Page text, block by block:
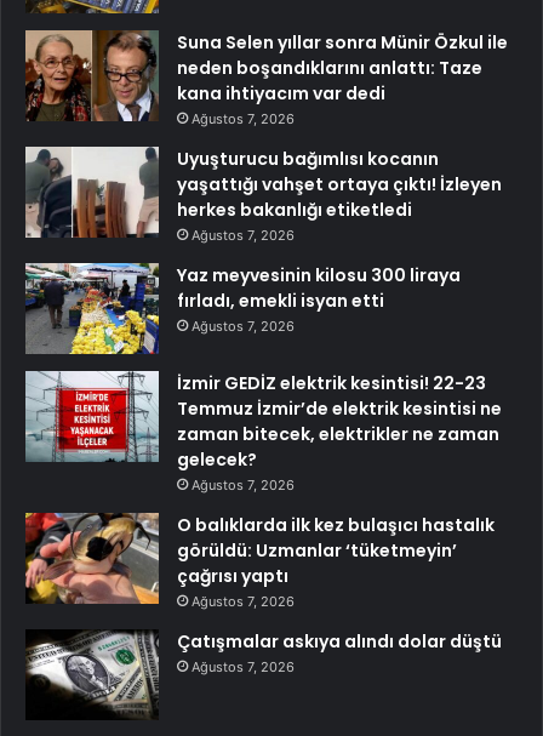
Suna Selen yıllar sonra Münir Özkul ile
neden boşandıklarını anlattı: Taze
kana ihtiyacım var dedi
Ağustos 7, 2026
Uyuşturucu bağımlısı kocanın
yaşattığı vahşet ortaya çıktı! İzleyen
herkes bakanlığı etiketledi
Ağustos 7, 2026
Yaz meyvesinin kilosu 300 liraya
fırladı, emekli isyan etti
Ağustos 7, 2026
İzmir GEDİZ elektrik kesintisi! 22-23
Temmuz İzmir’de elektrik kesintisi ne
zaman bitecek, elektrikler ne zaman
gelecek?
Ağustos 7, 2026
O balıklarda ilk kez bulaşıcı hastalık
görüldü: Uzmanlar ‘tüketmeyin’
çağrısı yaptı
Ağustos 7, 2026
Çatışmalar askıya alındı dolar düştü
Ağustos 7, 2026